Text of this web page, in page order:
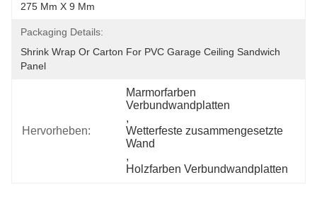
275 Mm X 9 Mm
Packaging Details:
Shrink Wrap Or Carton For PVC Garage Ceiling Sandwich
Panel
Hervorheben:
Marmorfarben
Verbundwandplatten
,
Wetterfeste zusammengesetzte
Wand
,
Holzfarben Verbundwandplatten